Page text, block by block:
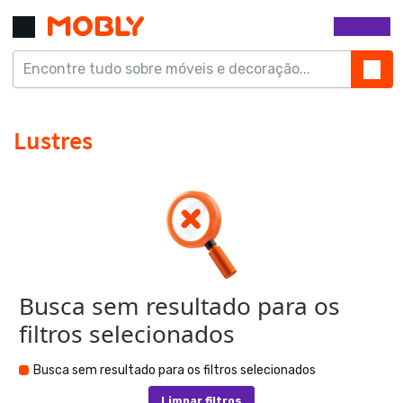
Busca sem resultado para os
filtros selecionados
Busca sem resultado para os filtros selecionados